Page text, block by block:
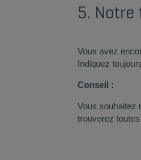
5.
Vous avez
Indiquez
Conseil :
Vous souhaitez
trouverez